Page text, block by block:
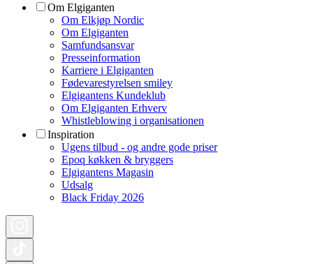
Om Elgiganten
Om Elkjøp Nordic
Om Elgiganten
Samfundsansvar
Presseinformation
Karriere i Elgiganten
Fødevarestyrelsen smiley
Elgigantens Kundeklub
Om Elgiganten Erhverv
Whistleblowing i organisationen
Inspiration
Ugens tilbud - og andre gode priser
Epoq køkken & bryggers
Elgigantens Magasin
Udsalg
Black Friday 2026